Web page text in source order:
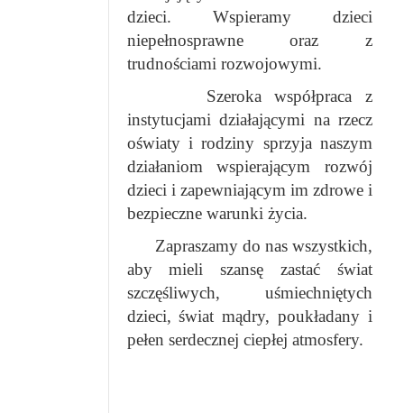
dzieci. Wspieramy dzieci
niepełnosprawne oraz z
trudnościami rozwojowymi.
Szeroka współpraca z
instytucjami działającymi na rzecz
oświaty i rodziny sprzyja naszym
działaniom wspierającym rozwój
dzieci i zapewniającym im zdrowe i
bezpieczne warunki życia.
Zapraszamy do nas wszystkich,
aby mieli szansę zastać świat
szczęśliwych, uśmiechniętych
dzieci, świat mądry, poukładany i
pełen serdecznej ciepłej atmosfery.